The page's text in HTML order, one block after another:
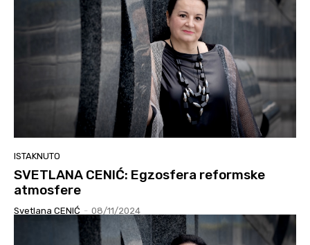
ISTAKNUTO
SVETLANA CENIĆ: Egzosfera reformske
atmosfere
Svetlana CENIĆ - 08/11/2024